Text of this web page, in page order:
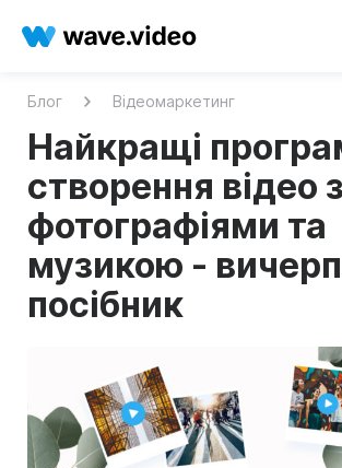
Блог Відеомаркетинг
Найкращі
створення відео з
фотографіями та
музикою -
посібник